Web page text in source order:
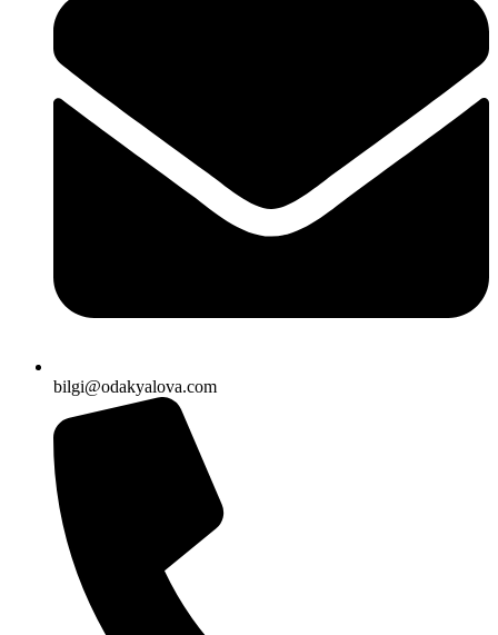
bilgi@odakyalova.com